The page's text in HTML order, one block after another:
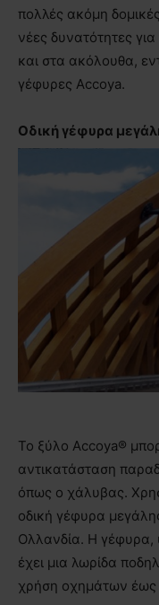
πολλές ακόμη
νέες δυνατότητες
και στα ακόλουθα,
γέφυρες Accoya.
Οδική γέφυρα
Το ξύλο Accoya®
αντικατάσταση
όπως ο χάλυβας.
οδική γέφυρα
Ολλανδία. Η γέφυρα,
έχει μια λωρίδα
χρήση οχημάτων έως